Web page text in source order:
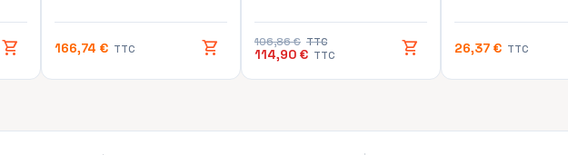
shopping_cart 166,74 € TTC shopping_cart 106,86 € TTC
114,90 € TTC shopping_cart 26,37 € TTC